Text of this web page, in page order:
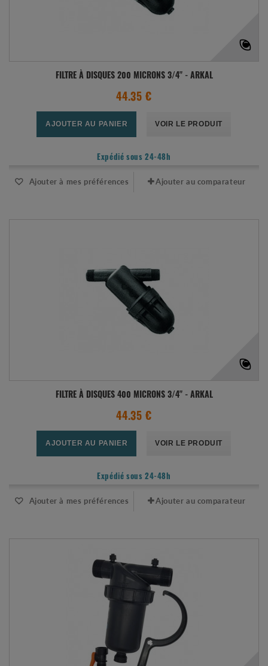
FILTRE À DISQUES 200 MICRONS 3/4" - ARKAL
44.35 €
AJOUTER AU PANIER VOIR LE PRODUIT
Expédié sous 24-48h
Ajouter à mes préférences Ajouter au comparateur
FILTRE À DISQUES 400 MICRONS 3/4" - ARKAL
44.35 €
AJOUTER AU PANIER VOIR LE PRODUIT
Expédié sous 24-48h
Ajouter à mes préférences Ajouter au comparateur